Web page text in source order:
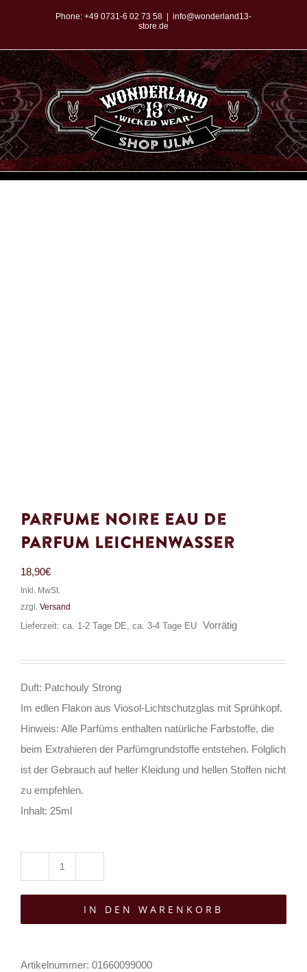
springen
Phone: +49 0731-6 02 73 58
info@wonderland13-
store.de
Parfume Noire Eau de
Parfum Leichenwasser
18,90€
Inkl. MwSt.
zzgl. Versand
Lieferzeit: ca. 1-2 Tage DE, ca. 3-4 Tage EU
Vorrätig
Duft: Patchouly Strong
Im edlen Flakon aus Viosol-Lichtschutzglas mit Sprühkopf.
Hinweis: Alle Parfüms enthalten natürliche Farbstoffe, die
beim Extrahieren der Parfümgrundstoffe entstehen. Folglich
ist der Gebrauch auf heller Kleidung und hellen Stoffen nicht
zu empfehlen.
Inhalt: 25ml
Noire
IN DEN WARENKORB
Artikelnummer: 01660099000